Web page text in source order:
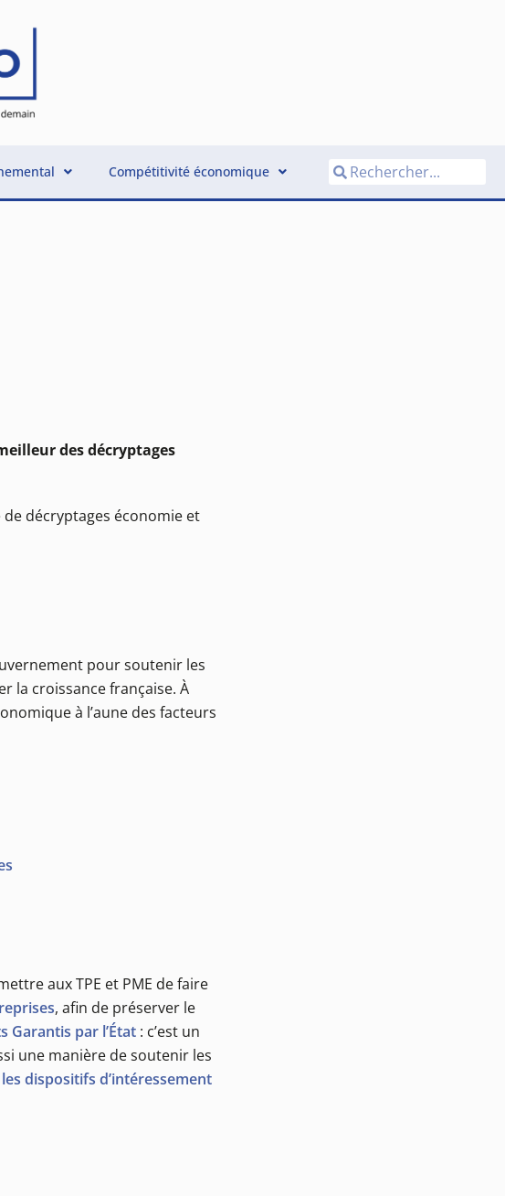
Compétitivité économique
des décryptages
décryptages économie et
pour soutenir les
la croissance française. À
à l’aune des facteurs
aux TPE et PME de faire
, afin de préserver le
Garantis par l’État : c’est un
une manière de soutenir les
les dispositifs d’intéressement